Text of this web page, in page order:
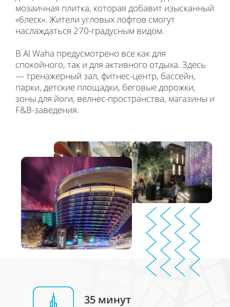
мозаичная плитка, которая добавит изысканный
«блеск». Жители угловых лофтов смогут
наслаждаться 270-градусным видом.
В Al Waha предусмотрено все как для
спокойного, так и для активного отдыха. Здесь
— тренажерный зал, фитнес-центр, бассейн,
парки, детские площадки, беговые дорожки,
зоны для йоги, велнес-пространства, магазины и
F&B-заведения.
35 минут